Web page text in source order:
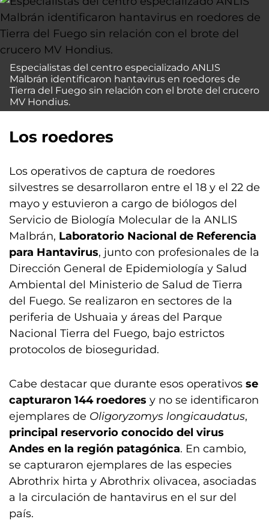
Especialistas del centro especializado ANLIS
Malbrán identificaron hantavirus en roedores de
Tierra del Fuego sin relación con el brote del crucero
MV Hondius.
Los roedores
Los operativos de captura de roedores
silvestres se desarrollaron entre el 18 y el 22 de
mayo y estuvieron a cargo de biólogos del
Servicio de Biología Molecular de la ANLIS
Malbrán, Laboratorio Nacional de Referencia
para Hantavirus, junto con profesionales de la
Dirección General de Epidemiología y Salud
Ambiental del Ministerio de Salud de Tierra
del Fuego. Se realizaron en sectores de la
periferia de Ushuaia y áreas del Parque
Nacional Tierra del Fuego, bajo estrictos
protocolos de bioseguridad.
Cabe destacar que durante esos operativos se
capturaron 144 roedores y no se identificaron
ejemplares de Oligoryzomys longicaudatus,
principal reservorio conocido del virus
Andes en la región patagónica. En cambio,
se capturaron ejemplares de las especies
Abrothrix hirta y Abrothrix olivacea, asociadas
a la circulación de hantavirus en el sur del
país.